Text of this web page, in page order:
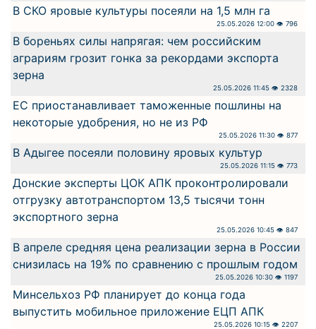
В СКО яровые культуры посеяли на 1,5 млн га
25.05.2026 12:00 👁 796
В бореньях силы напрягая: чем российским
аграриям грозит гонка за рекордами экспорта
зерна
25.05.2026 11:45 👁 2328
ЕС приостанавливает таможенные пошлины на
некоторые удобрения, но не из РФ
25.05.2026 11:30 👁 877
В Адыгее посеяли половину яровых культур
25.05.2026 11:15 👁 773
Донские эксперты ЦОК АПК проконтролировали
отгрузку автотранспортом 13,5 тысячи тонн
экспортного зерна
25.05.2026 10:45 👁 847
В апреле средняя цена реализации зерна в России
снизилась на 19% по сравнению с прошлым годом
25.05.2026 10:30 👁 1197
Минсельхоз РФ планирует до конца года
выпустить мобильное приложение ЕЦП АПК
25.05.2026 10:15 👁 2207